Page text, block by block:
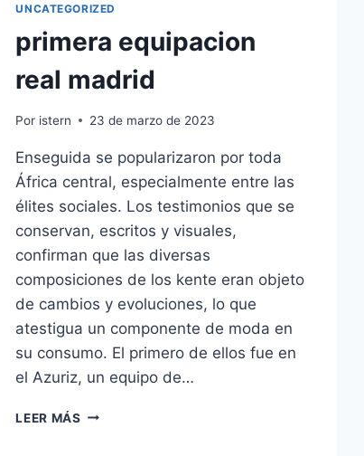
UNCATEGORIZED
primera equipacion
real madrid
Por istern 23 de marzo de 2023
Enseguida se popularizaron por toda
África central, especialmente entre las
élites sociales. Los testimonios que se
conservan, escritos y visuales,
confirman que las diversas
composiciones de los kente eran objeto
de cambios y evoluciones, lo que
atestigua un componente de moda en
su consumo. El primero de ellos fue en
el Azuriz, un equipo de…
LEER MÁS PRIMERA